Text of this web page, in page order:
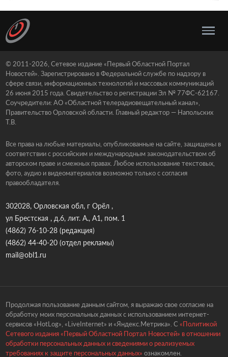
© 2011-2026, Сетевое издание «Первый Областной Портал
Новостей». Зарегистрировано в Федеральной службе по надзору в
сфере связи, информационных технологий и массовых коммуникаций
26 июня 2015 года. Свидетельство о регистрации Эл № 77ФС-62167.
Соучредители: АО «Областной телерадиовещательный канал»,
Правительство Орловской области. Главный редактор — Напольских
Т.В.
Все права на любые материалы, опубликованные на сайте, защищены в
соответствии с российским и международным законодательством об
авторском праве и смежных правах. Любое использование текстовых,
фото, аудио и видеоматериалов возможно только с согласия
правообладателя.
302028, Орловская обл, г Орёл ,
ул Брестская , д.6, лит. А., А1, пом. 1
(4862) 76-10-28(редакция)
(4862) 44-40-20(отдел рекламы)
mail@obl1.ru
Продолжая пользование данным сайтом, я выражаю свое согласие на
обработку моих персональных данных с использованием интернет-
сервисов «HotLog», «LiveInternet» и «Яндекс.Метрика». С «Политикой
Сетевого издания «Первый Областной Портал Новостей» в отношении
обработки персональных данных и сведениями о реализуемых
требованиях к защите персональных данных» ознакомлен.